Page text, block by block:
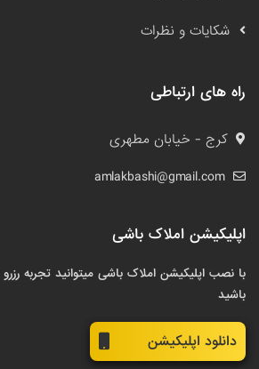
شکایات و نظرات
راه های ارتباطی
کرج - خیابان مطهری
amlakbashi@gmail.com
اپلیکیشن املاک باشی
با نصب اپلیکیشن املاک باشی میتوانید تجربه
باشید
دانلود اپلیکیشن